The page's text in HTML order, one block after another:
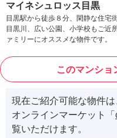
マイネシュロッス目黒
目黒駅から徒歩８分、閑静な住宅
目黒川、広い公園、小学校もご近
ァミリーにオススメな物件です。
このマンショ
現在ご紹介可能な物件
オンラインマーケット「
覧いただけます。